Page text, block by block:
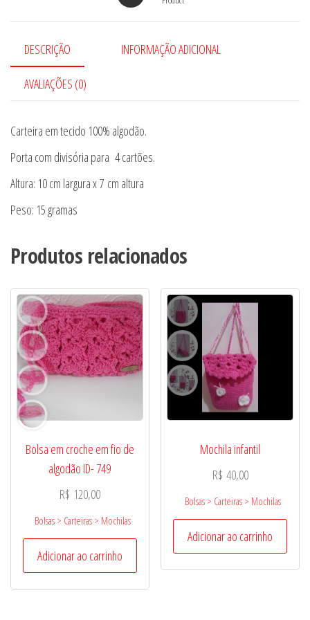
DESCRIÇÃO INFORMAÇÃO ADICIONAL
AVALIAÇÕES (0)
Carteira em tecido 100% algodão.
Porta com divisória para 4 cartões.
Altura: 10 cm largura x 7 cm altura
Peso: 15 gramas
Produtos relacionados
Bolsa em croche em fio de
algodão ID- 749
R$ 120,00
Bolsas > Carteiras > Mochilas
Adicionar ao carrinho
Mochila infantil
R$ 40,00
Bolsas > Carteiras > Mochilas
Adicionar ao carrinho